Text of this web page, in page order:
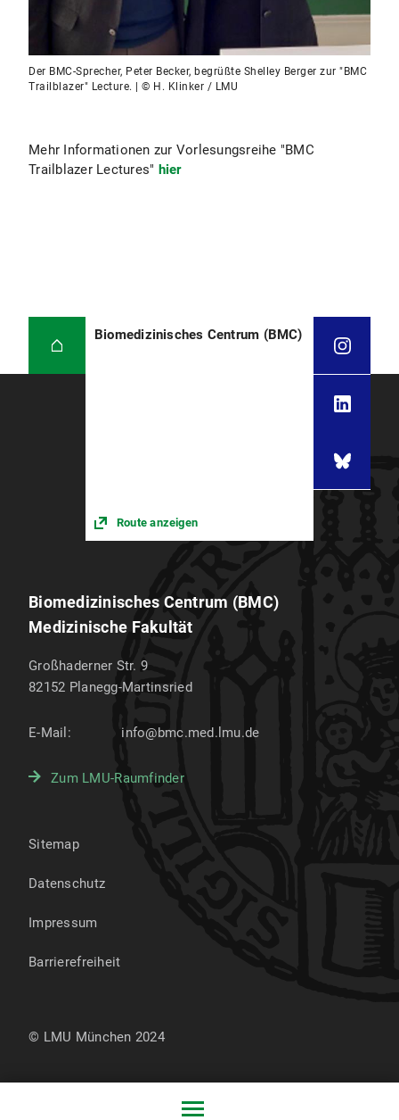
Der BMC-Sprecher, Peter Becker, begrüßte Shelley Berger zur "BMC
Trailblazer" Lecture. | © H. Klinker / LMU
Mehr Informationen zur Vorlesungsreihe "BMC
Trailblazer Lectures" hier
Biomedizinisches Centrum (BMC)
Route anzeigen
Biomedizinisches Centrum (BMC)
Medizinische Fakultät
Großhaderner Str. 9
82152 Planegg-Martinsried
E-Mail: info@bmc.med.lmu.de
Zum LMU-Raumfinder
Sitemap
Datenschutz
Impressum
Barrierefreiheit
© LMU München 2024